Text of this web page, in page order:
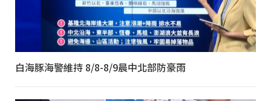
白海豚海警維持 8/8-8/9晨中北部防豪雨